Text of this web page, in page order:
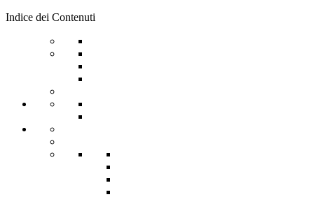
Indice dei Contenuti